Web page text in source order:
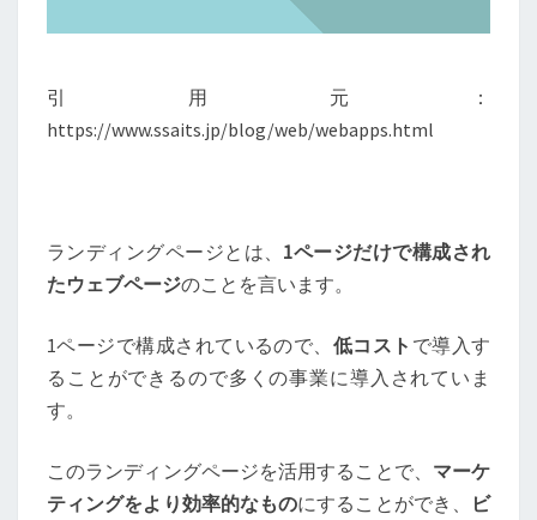
引用元：
https://www.ssaits.jp/blog/web/webapps.html
ランディングページとは、 1ページだけで構成され
たウェブページのことを言います。
1ページで構成されているので、 低コスト で導入す
ることができるので多くの事業に導入されていま
す。
このランディングページを活用することで、 マーケ
ティングをより効率的なものにすることができ、
ビ